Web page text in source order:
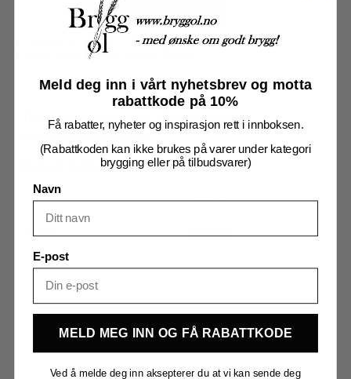
Legg I Handlekurv
7712604
Brewtools tilbehør
Tilleggsinformasjon Omtaler (0)
Tilleggsinformasjon
Vekt 4,000 kg
Meld deg inn i vårt nyhetsbrev og motta
rabattkode på 10%
Få rabatter, nyheter og inspirasjon rett i innboksen.
(Rabattkoden kan ikke brukes på varer under kategori
brygging eller på tilbudsvarer)
Navn
E-post
MELD MEG INN OG FÅ RABATTKODE
Ved å melde deg inn aksepterer du at vi kan sende deg